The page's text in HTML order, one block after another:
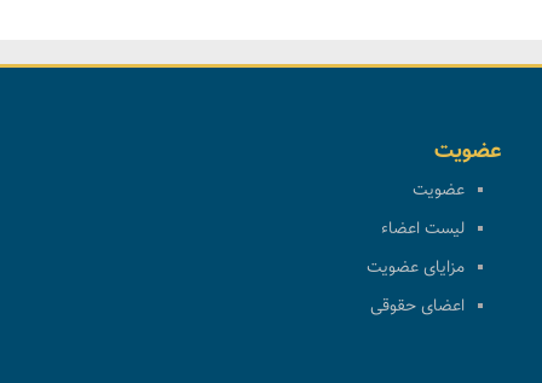
عضویت
عضویت
لیست اعضاء
مزایای عضویت
اعضای حقوقی